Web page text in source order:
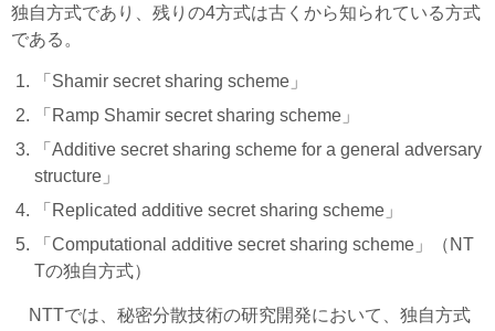
独自方式であり、残りの4方式は古くから知られている方式
である。
「Shamir secret sharing scheme」
「Ramp Shamir secret sharing scheme」
「Additive secret sharing scheme for a general adversary
structure」
「Replicated additive secret sharing scheme」
「Computational additive secret sharing scheme」（NT
Tの独自方式）
NTTでは、秘密分散技術の研究開発において、独自方式